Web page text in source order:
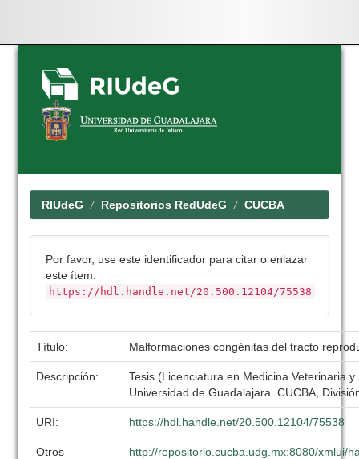
Skip
navigation
RIUdeG Repositorios RedUdeG CUCBA
Por favor, use este identificador para citar o enlazar
este ítem:
https://hdl.handle.net/20.500.12104/75538
Título: Malformaciones congénitas del tracto
Descripción:
Tesis (Licenciatura en Medicina Veterinaria
Universidad de Guadalajara. CUCBA,
URI: https://hdl.handle.net/20.500.12104/75538
Otros
http://repositorio.cucba.udg.mx:8080/xmlui/